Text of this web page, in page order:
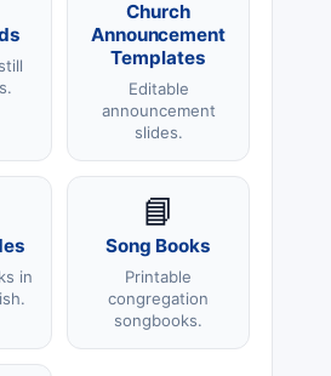
Church
Announcement
Templates
Editable
announcement
slides.
in
📘
Song Books
Printable
congregation
songbooks.